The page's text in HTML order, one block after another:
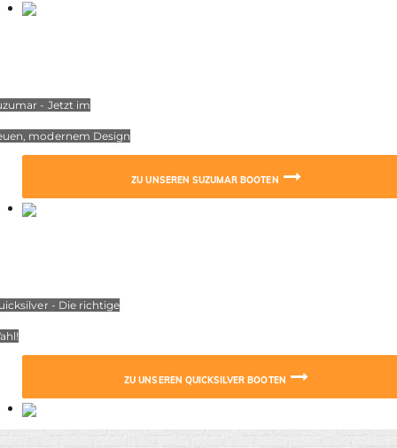
- Jetzt im
modernem Design
ZU UNSEREN SUZUMAR BOOTEN
- Die richtige
ZU UNSEREN QUICKSILVER BOOTEN